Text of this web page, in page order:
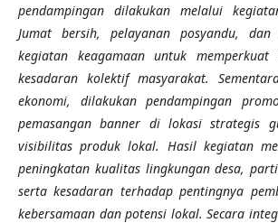
pendampingan dilakukan melalui
Jumat bersih, pelayanan posyandu,
kegiatan keagamaan untuk
kesadaran kolektif masyarakat.
ekonomi, dilakukan pendampingan
pemasangan banner di lokasi strategis
visibilitas produk lokal. Hasil kegiatan
peningkatan kualitas lingkungan desa,
serta kesadaran terhadap pentingnya
kebersamaan dan potensi lokal. Secara